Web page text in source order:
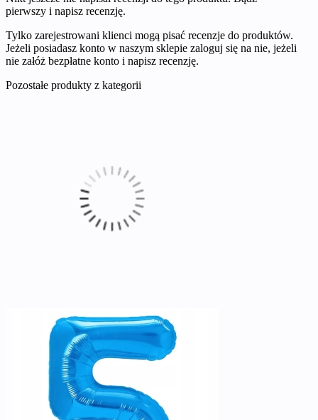
pierwszy i napisz recenzję.
Tylko zarejestrowani klienci mogą pisać recenzje do produktów.
Jeżeli posiadasz konto w naszym sklepie zaloguj się na nie, jeżeli
nie załóż bezpłatne konto i napisz recenzję.
Pozostałe produkty z kategorii